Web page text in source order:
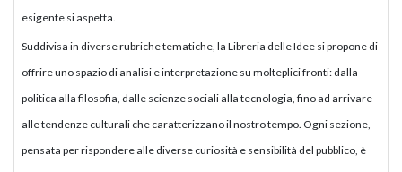
esigente si aspetta.
Suddivisa in diverse rubriche tematiche, la Libreria delle Idee si propone di
offrire uno spazio di analisi e interpretazione su molteplici fronti: dalla
politica alla filosofia, dalle scienze sociali alla tecnologia, fino ad arrivare
alle tendenze culturali che caratterizzano il nostro tempo. Ogni sezione,
pensata per rispondere alle diverse curiosità e sensibilità del pubblico, è